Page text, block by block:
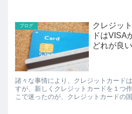
ブログ
クレジッ
ドはVISA
どれが良
諸々な事情により、クレジットカード
すが、新しくクレジットカードを１つ作
こで迷ったのが、クレジットカードの